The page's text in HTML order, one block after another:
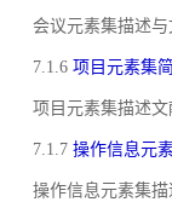
会议元素集描述
7.1.6 项目元素集
项目元素集描述
7.1.7 操作信息元
操作信息元素集